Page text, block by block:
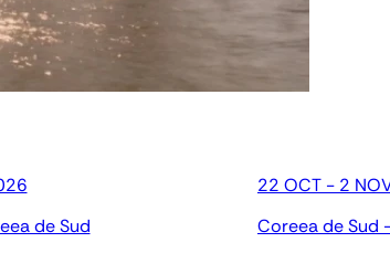
de Sud
22 OCT - 2
Coreea de Sud